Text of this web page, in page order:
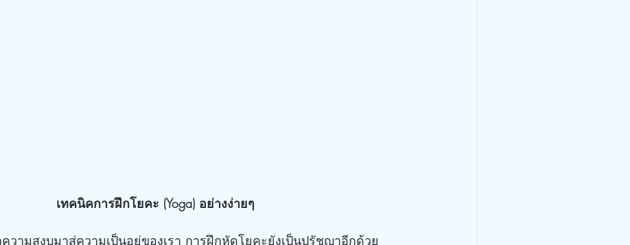
เทคนิคการฝึกโยคะ (Yoga) อย่างง่ายๆ